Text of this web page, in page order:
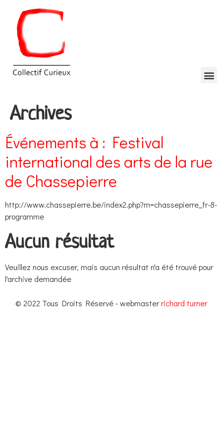
Archives
Événements à : Festival
international des arts de la rue
de Chassepierre
http://www.chassepierre.be/index2.php?m=chassepierre_fr-8-
programme
Aucun résultat
Veuillez nous excuser, mais aucun résultat n'a été trouvé pour
l'archive demandée
© 2022 Tous Droits Réservé - webmasterrichard turner